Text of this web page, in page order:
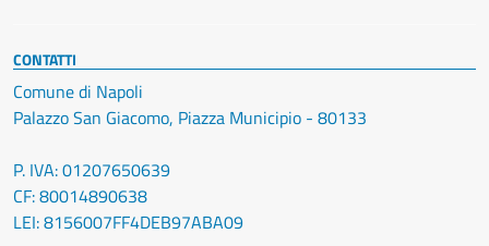
CONTATTI
Comune di Napoli
Palazzo San Giacomo, Piazza Municipio - 80133
P. IVA: 01207650639
CF: 80014890638
LEI: 8156007FF4DEB97ABA09